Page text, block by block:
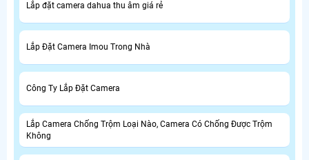
Lắp đặt camera dahua thu âm giá rẻ
Lắp Đặt Camera Imou Trong Nhà
Công Ty Lắp Đặt Camera
Lắp Camera Chống Trộm Loại Nào, Camera Có Chống Được Trộm
Không